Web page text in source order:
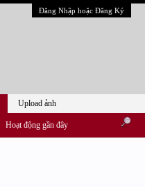
Đăng Nhập hoặc Đăng Ký
Hoạt động gần đây
Upload ảnh